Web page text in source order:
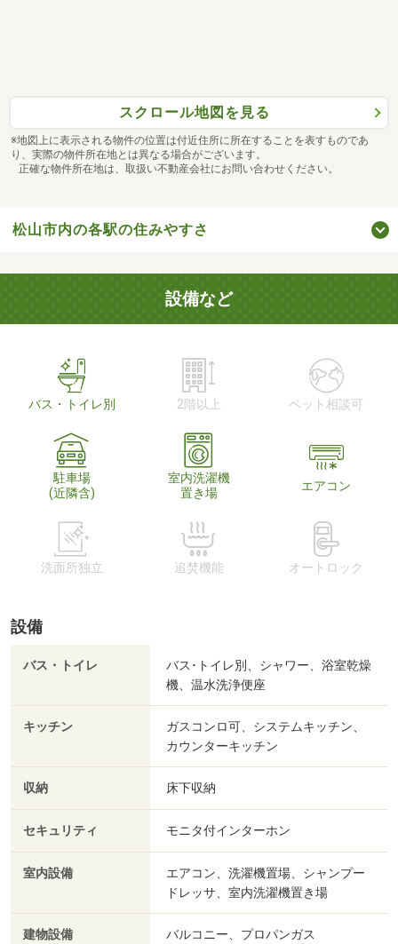
スクロール地図を見る
※地図上に表示される物件の位置は付近住所に所在することを表すものであ
り、実際の物件所在地とは異なる場合がございます。
正確な物件所在地は、取扱い不動産会社にお問い合わせください。
松山市内の各駅の住みやすさ
設備など
バス・トイレ別 2階以上 ペット相談可
駐車場
(近隣含)
室内洗濯機
置き場
エアコン
洗面所独立 追焚機能 オートロック
設備
バス・トイレ
バス･トイレ別、シャワー、浴室乾燥
機、温水洗浄便座
キッチン
ガスコンロ可、システムキッチン、
カウンターキッチン
収納 床下収納
セキュリティ モニタ付インターホン
室内設備
エアコン、洗濯機置場、シャンプー
ドレッサ、室内洗濯機置き場
建物設備 バルコニー、プロパンガス